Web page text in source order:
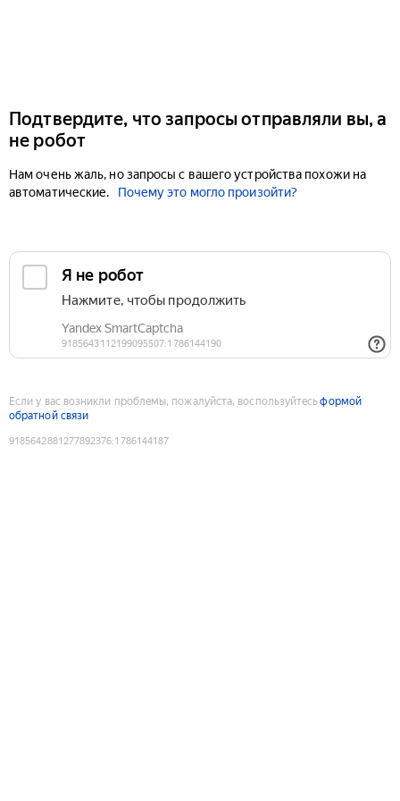
Подтвердите, что запросы отправляли вы, а
не робот
Нам очень жаль, но запросы с вашего устройства похожи на
автоматические.
Почему это могло произойти?
Если у вас возникли проблемы, пожалуйста, воспользуйтесьформой
обратной связи
9185642881277892376:1786144187